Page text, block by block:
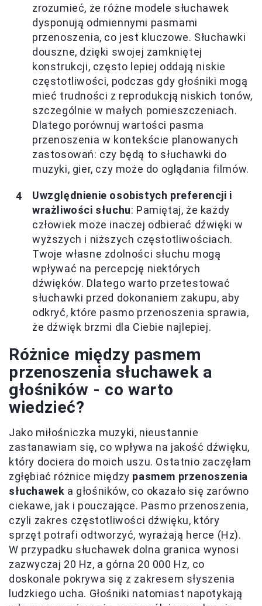
zrozumieć, że różne modele słuchawek
dysponują odmiennymi pasmami
przenoszenia, co jest kluczowe. Słuchawki
douszne, dzięki swojej zamkniętej
konstrukcji, często lepiej oddają niskie
częstotliwości, podczas gdy głośniki mogą
mieć trudności z reprodukcją niskich tonów,
szczególnie w małych pomieszczeniach.
Dlatego porównuj wartości pasma
przenoszenia w kontekście planowanych
zastosowań: czy będą to słuchawki do
muzyki, gier, czy może do oglądania filmów.
Uwzględnienie osobistych preferencji i
wrażliwości słuchu: Pamiętaj, że każdy
człowiek może inaczej odbierać dźwięki w
wyższych i niższych częstotliwościach.
Twoje własne zdolności słuchu mogą
wpływać na percepcję niektórych
dźwięków. Dlatego warto przetestować
słuchawki przed dokonaniem zakupu, aby
odkryć, które pasmo przenoszenia sprawia,
że dźwięk brzmi dla Ciebie najlepiej.
Różnice między pasmem
przenoszenia słuchawek a
głośników - co warto
wiedzieć?
Jako miłośniczka muzyki, nieustannie
zastanawiam się, co wpływa na jakość dźwięku,
który dociera do moich uszu. Ostatnio zaczęłam
zgłębiać różnice między pasmem przenoszenia
słuchawek a głośników, co okazało się zarówno
ciekawe, jak i pouczające. Pasmo przenoszenia,
czyli zakres częstotliwości dźwięku, który
sprzęt potrafi odtworzyć, wyrażają herce (Hz).
W przypadku słuchawek dolna granica wynosi
zazwyczaj 20 Hz, a górna 20 000 Hz, co
doskonale pokrywa się z zakresem słyszenia
ludzkiego ucha. Głośniki natomiast napotykają